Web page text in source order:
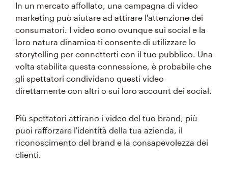
In un mercato affollato, una campagna di video
marketing può aiutare ad attirare l'attenzione dei
consumatori. I video sono ovunque sui social e la
loro natura dinamica ti consente di utilizzare lo
storytelling per connetterti con il tuo pubblico. Una
volta stabilita questa connessione, è probabile che
gli spettatori condividano questi video
direttamente con altri o sui loro account dei social.
Più spettatori attirano i video del tuo brand, più
puoi rafforzare l'identità della tua azienda, il
riconoscimento del brand e la consapevolezza dei
clienti.